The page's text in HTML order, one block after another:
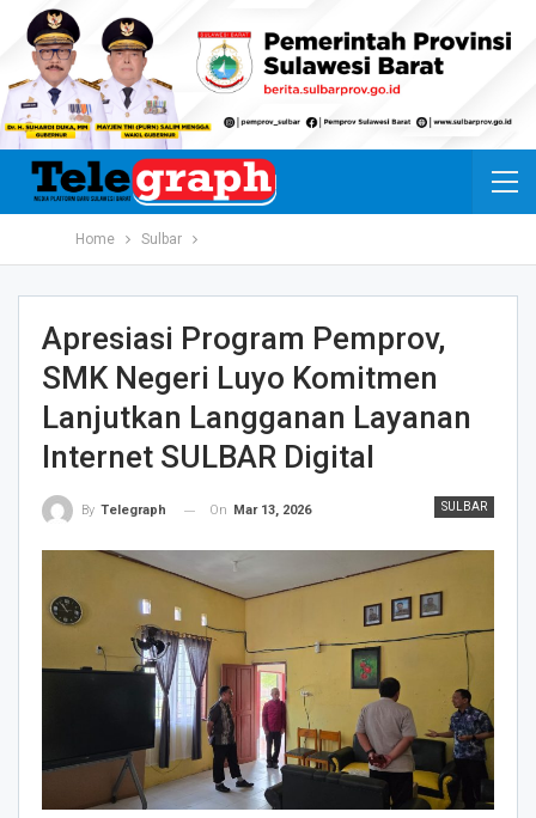
Home Sulbar
Apresiasi Program Pemprov,
SMK Negeri Luyo Komitmen
Lanjutkan Langganan Layanan
Internet SULBAR Digital
SULBAR
By Telegraph On Mar 13, 2026